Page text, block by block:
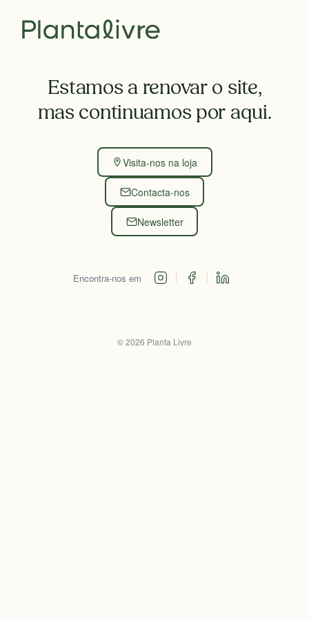
Estamos a renovar o site,
mas continuamos por aqui.
Visita-nos na loja
Contacta-nos
Newsletter
Encontra-nos em
©2026 Planta Livre